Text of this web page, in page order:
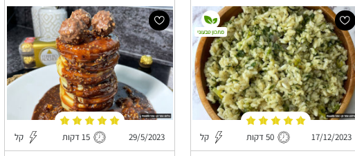
17/12/2023 50 דקות קל
מתכון טבעוני
29/5/2023 15 דקות קל